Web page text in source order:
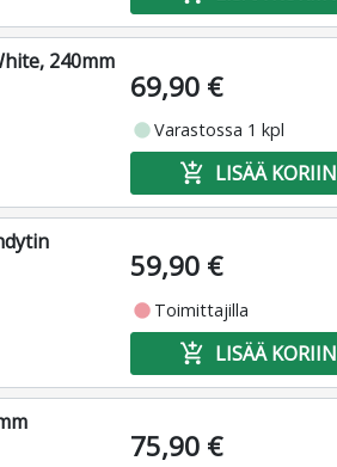
240mm
69,90 €
fiber_manual_recordVarastossa 1 kpl
add_shopping_cart LISÄÄ KORIIN
59,90 €
fiber_manual_record Toimittajilla
add_shopping_cart LISÄÄ KORIIN
75,90 €